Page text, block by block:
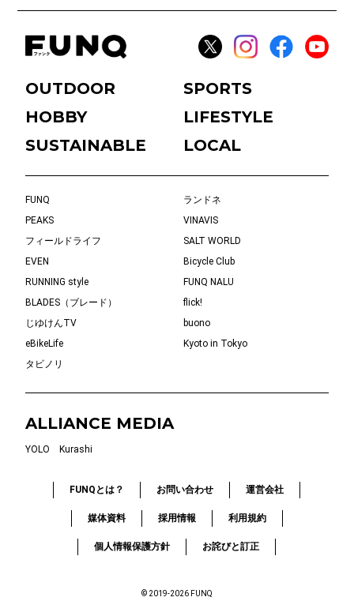
OUTDOOR
SPORTS
HOBBY
LIFESTYLE
SUSTAINABLE
LOCAL
FUNQ
ランドネ
PEAKS
VINAVIS
フィールドライフ
SALT WORLD
EVEN
Bicycle Club
RUNNING style
FUNQ NALU
BLADES（ブレード）
flick!
じゆけんTV
buono
eBikeLife
Kyoto in Tokyo
タビノリ
ALLIANCE MEDIA
YOLO Kurashi
FUNQとは？ お問い合わせ 運営会社
媒体資料 採用情報 利用規約
個人情報保護方針 お詫びと訂正
© 2019-2026 FUNQ